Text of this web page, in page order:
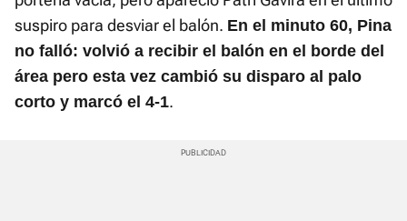
suspiro para desviar el balón. En el minuto 60, Pina
no falló: volvió a recibir el balón en el borde del
área pero esta vez cambió su disparo al palo
corto y marcó el 4-1.